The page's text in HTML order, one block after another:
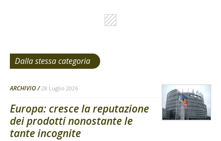
Dalla stessa categoria
ARCHIVIO 28 Luglio 2026
Europa: cresce la reputazione
dei prodotti nonostante le
tante incognite